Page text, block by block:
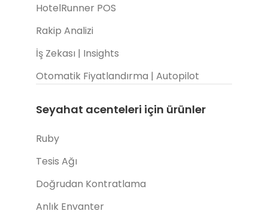
HotelRunner POS
Rakip Analizi
İş Zekası | Insights
Otomatik Fiyatlandırma | Autopilot
Seyahat acenteleri için ürünler
Ruby
Tesis Ağı
Doğrudan Kontratlama
Anlık Envanter